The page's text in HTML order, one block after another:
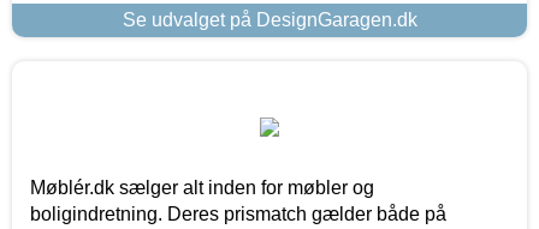
Se udvalget på DesignGaragen.dk
Møblér.dk sælger alt inden for møbler og
boligindretning. Deres prismatch gælder både på